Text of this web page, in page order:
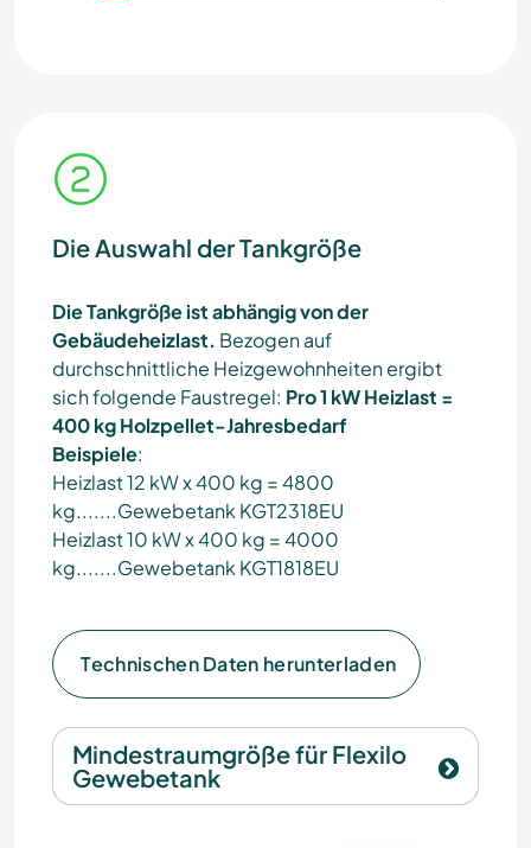
Die Auswahl der Tankgröße
Die Tankgröße ist abhängig von der
Gebäudeheizlast. Bezogen auf
durchschnittliche Heizgewohnheiten ergibt
sich folgende Faustregel: Pro 1 kW Heizlast =
400 kg Holzpellet-Jahresbedarf
Beispiele:
Heizlast 12 kW x 400 kg = 4800
kg.......Gewebetank KGT2318EU
Heizlast 10 kW x 400 kg = 4000
kg.......Gewebetank KGT1818EU
Technischen Daten herunterladen
Mindestraumgröße für Flexilo
Gewebetank